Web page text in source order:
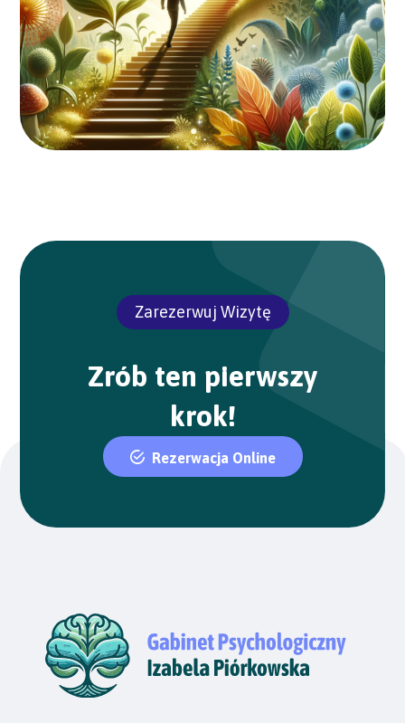
Zarezerwuj Wizytę
Zrób ten pierwszy
krok!
Rezerwacja Online